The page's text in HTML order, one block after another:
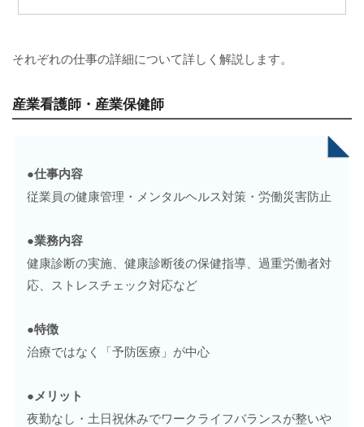
それぞれの仕事の詳細について詳しく解説します。
産業看護師・産業保健師
●仕事内容
従業員の健康管理・メンタルヘルス対策・労働災害防止
●業務内容
健康診断の実施、健康診断後の保健指導、過重労働者対
応、ストレスチェック対応など
●特徴
治療ではなく「予防医療」が中心
●メリット
夜勤なし・土日祝休みでワークライフバランスが整いや